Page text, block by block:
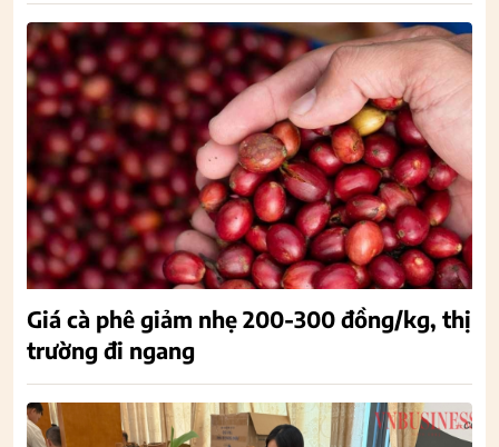
Giá cà phê giảm nhẹ 200-300 đồng/kg, thị
trường đi ngang